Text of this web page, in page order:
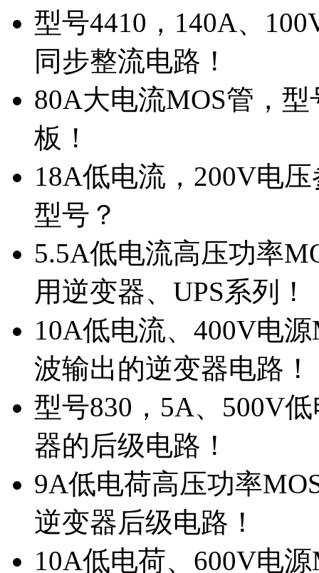
型号4410，140A、
同步整流电路！
80A大电流MOS管，
板！
18A低电流，200V电
型号？
5.5A低电流高压功率
用逆变器、UPS系列！
10A低电流、400V电
波输出的逆变器电路！
型号830，5A、500V
器的后级电路！
9A低电荷高压功率
逆变器后级电路！
10A低电荷、600V电